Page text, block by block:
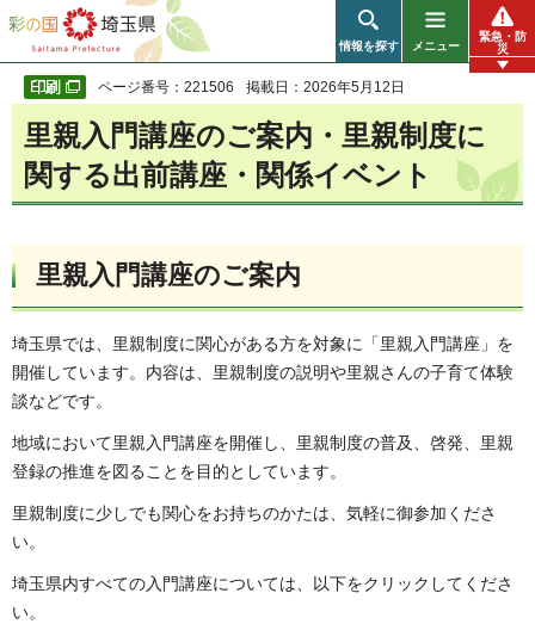
彩の国 埼玉県
情報を探す メニュー
緊急・防
災
ページ番号：221506 掲載日：2026年5月12日
里親入門講座のご案内・里親制度に
関する出前講座・関係イベント
里親入門講座のご案内
埼玉県では、里親制度に関心がある方を対象に「里親入門講座」を
開催しています。内容は、里親制度の説明や里親さんの子育て体験
談などです。
地域において里親入門講座を開催し、里親制度の普及、啓発、里親
登録の推進を図ることを目的としています。
里親制度に少しでも関心をお持ちのかたは、気軽に御参加くださ
い。
埼玉県内すべての入門講座については、以下をクリックしてくださ
い。